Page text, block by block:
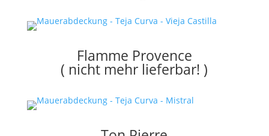
Flamme Provence
( nicht mehr lieferbar! )